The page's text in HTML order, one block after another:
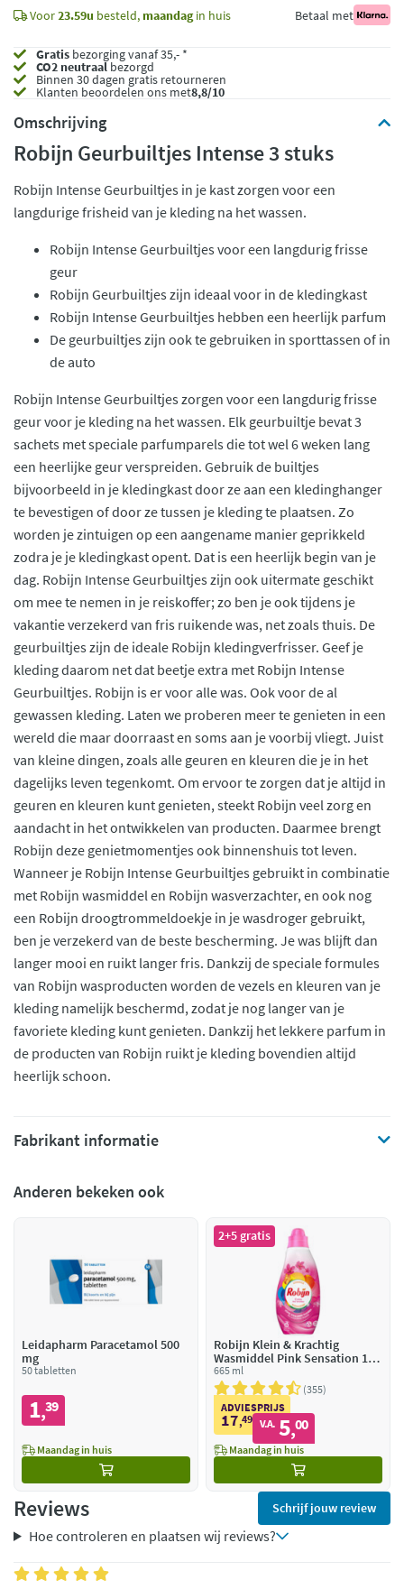
Voor23.59u besteld, maandagin huis Betaal met
Gratis bezorging vanaf 35,- *
CO2 neutraalbezorgd
Binnen 30 dagen gratis retourneren
Klanten beoordelen ons met8,8/10
Omschrijving
Robijn Geurbuiltjes Intense 3 stuks
Robijn Intense Geurbuiltjes in je kast zorgen voor een
langdurige frisheid van je kleding na het wassen.
Robijn Intense Geurbuiltjes voor een langdurig frisse
geur
Robijn Geurbuiltjes zijn ideaal voor in de kledingkast
Robijn Intense Geurbuiltjes hebben een heerlijk parfum
De geurbuiltjes zijn ook te gebruiken in sporttassen of in
de auto
Robijn Intense Geurbuiltjes zorgen voor een langdurig frisse
geur voor je kleding na het wassen. Elk geurbuiltje bevat 3
sachets met speciale parfumparels die tot wel 6 weken lang
een heerlijke geur verspreiden. Gebruik de builtjes
bijvoorbeeld in je kledingkast door ze aan een kledinghanger
te bevestigen of door ze tussen je kleding te plaatsen. Zo
worden je zintuigen op een aangename manier geprikkeld
zodra je je kledingkast opent. Dat is een heerlijk begin van je
dag. Robijn Intense Geurbuiltjes zijn ook uitermate geschikt
om mee te nemen in je reiskoffer; zo ben je ook tijdens je
vakantie verzekerd van fris ruikende was, net zoals thuis. De
geurbuiltjes zijn de ideale Robijn kledingverfrisser. Geef je
kleding daarom net dat beetje extra met Robijn Intense
Geurbuiltjes. Robijn is er voor alle was. Ook voor de al
gewassen kleding. Laten we proberen meer te genieten in een
wereld die maar doorraast en soms aan je voorbij vliegt. Juist
van kleine dingen, zoals alle geuren en kleuren die je in het
dagelijks leven tegenkomt. Om ervoor te zorgen dat je altijd in
geuren en kleuren kunt genieten, steekt Robijn veel zorg en
aandacht in het ontwikkelen van producten. Daarmee brengt
Robijn deze genietmomentjes ook binnenshuis tot leven.
Wanneer je Robijn Intense Geurbuiltjes gebruikt in combinatie
met Robijn wasmiddel en Robijn wasverzachter, en ook nog
een Robijn droogtrommeldoekje in je wasdroger gebruikt,
ben je verzekerd van de beste bescherming. Je was blijft dan
langer mooi en ruikt langer fris. Dankzij de speciale formules
van Robijn wasproducten worden de vezels en kleuren van je
kleding namelijk beschermd, zodat je nog langer van je
favoriete kleding kunt genieten. Dankzij het lekkere parfum in
de producten van Robijn ruikt je kleding bovendien altijd
heerlijk schoon.
Fabrikant informatie
Anderen bekeken ook
Leidapharm Paracetamol 500
mg
50 tabletten
1,39
Maandag in huis
2+5 gratis
Robijn Klein & Krachtig
Wasmiddel Pink Sensation 19
Wasbeurten
665 ml
355
ADVIESPRIJS
17,49 V.A. 5,00
Maandag in huis
Reviews Schrijf jouw review
Hoe controleren en plaatsen wij reviews?